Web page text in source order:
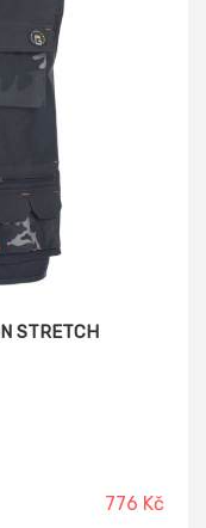
STRETCH
776 Kč